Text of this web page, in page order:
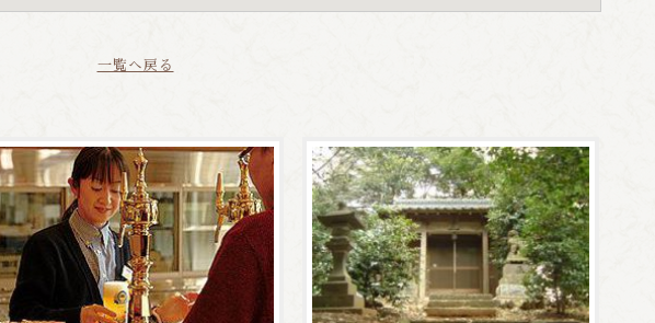
一覧へ戻る